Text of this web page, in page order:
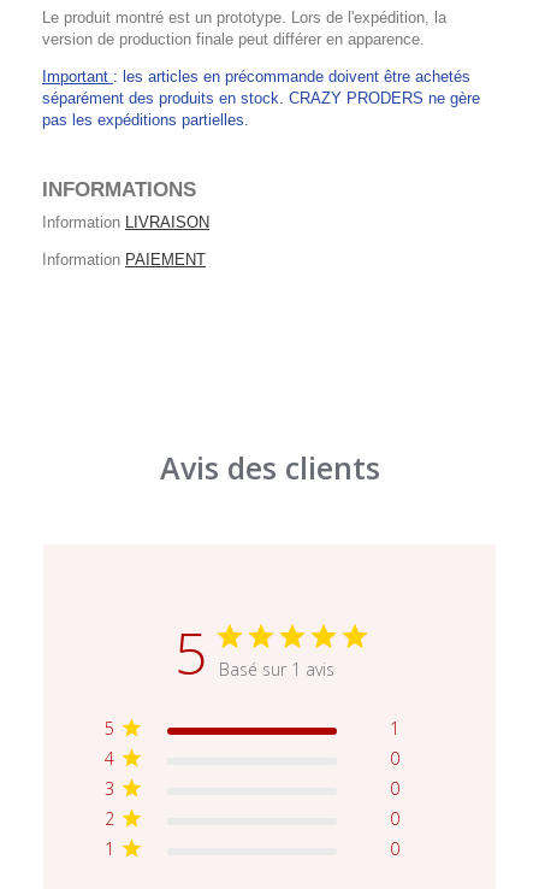
Le produit montré est un prototype. Lors de l'expédition, la
version de production finale peut différer en apparence.
Important : les articles en précommande doivent être achetés
séparément des produits en stock. CRAZY PRODERS ne gère
pas les expéditions partielles.
INFORMATIONS
Information LIVRAISON
Information PAIEMENT
Avis des clients
5 Basé sur 1 avis
5
1
4
0
3
0
2
0
1
0